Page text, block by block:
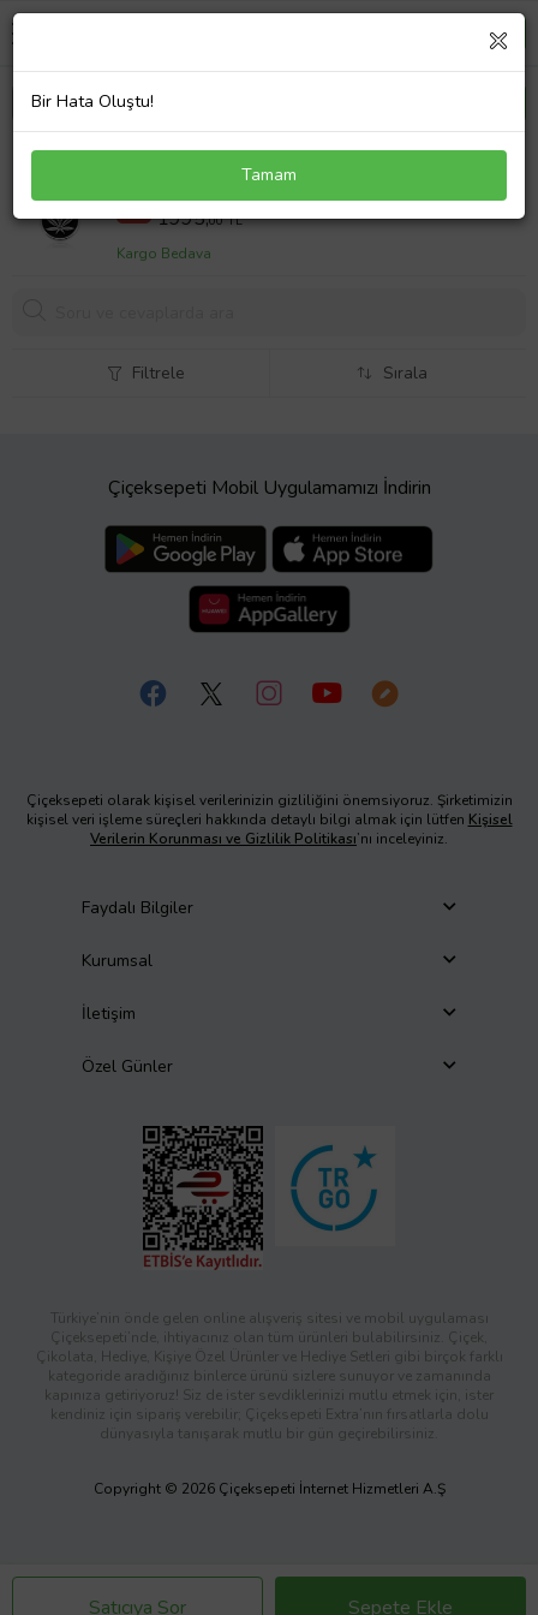
Gümüş Çınar Yaprağı Kolye
%48 3857 TL
1995,00 TL
Kargo Bedava
Satıcıya Sor Sepete Ekle
Filtrele Sırala
Çiçeksepeti Mobil Uygulamamızı İndirin
Çiçeksepeti olarak kişisel verilerinizin gizliliğini önemsiyoruz. Şirketimizin
kişisel veri işleme süreçleri hakkında detaylı bilgi almak için lütfen Kişisel
Verilerin Korunması ve Gizlilik Politikası’nı inceleyiniz.
Faydalı Bilgiler
Kurumsal
İletişim
Özel Günler
Türkiye’nin önde gelen online alışveriş sitesi ve mobil uygulaması
Çiçeksepeti’nde, ihtiyacınız olan tüm ürünleri bulabilirsiniz. Çiçek,
Çikolata, Hediye, Kişiye Özel Ürünler ve Hediye Setleri gibi birçok farklı
kategoride aradığınız binlerce ürünü sizlere sunuyor ve zamanında
kapınıza getiriyoruz! Siz de ister sevdiklerinizi mutlu etmek için, ister
kendiniz için sipariş verebilir; Çiçeksepeti Extra’nın fırsatlarla dolu
dünyasıyla tanışarak mutlu bir gün geçirebilirsiniz.
Copyright © 2026 Çiçeksepeti İnternet Hizmetleri A.Ş
Bir Hata Oluştu!
Tamam